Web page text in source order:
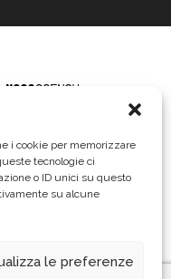
i cookie per memorizzare
tecnologie ci
o ID unici su questo
su alcune
le preferenze